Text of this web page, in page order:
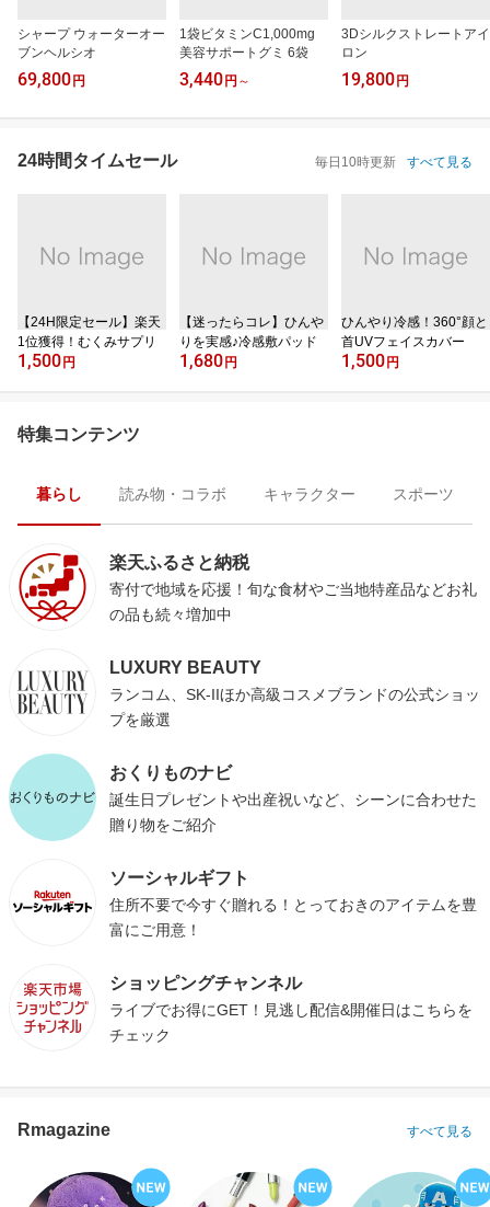
シャープ ウォーターオー
ブンヘルシオ
69,800 円
1袋ビタミンC1,000mg
美容サポートグミ 6袋
3,440 円 ～
3Dシルクストレートアイ
ロン
19,800 円
24時間タイムセール 毎日10時更新 すべて見る
【24H限定セール】楽天
1位獲得！むくみサプリ
1,500 円
【迷ったらコレ】ひんや
りを実感♪冷感敷パッド
1,680 円
ひんやり冷感！360°顔と
首UVフェイスカバー
1,500 円
特集コンテンツ
暮らし 読み物・コラボ キャラクター スポーツ
楽天ふるさと納税
寄付で地域を応援！旬な食材やご当地特産品などお礼
の品も続々増加中
LUXURY BEAUTY
ランコム、SK-IIほか高級コスメブランドの公式ショッ
プを厳選
おくりものナビ
誕生日プレゼントや出産祝いなど、シーンに合わせた
贈り物をご紹介
ソーシャルギフト
住所不要で今すぐ贈れる！とっておきのアイテムを豊
富にご用意！
ショッピングチャンネル
ライブでお得にGET！見逃し配信&開催日はこちらを
チェック
Rmagazine すべて見る